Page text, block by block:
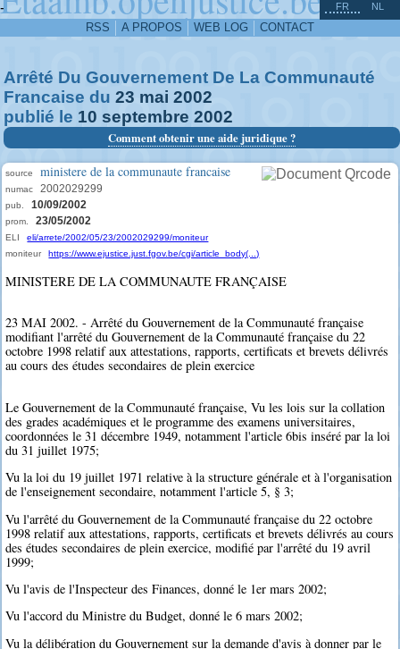
-
RSS A PROPOS WEB LOG CONTACT
FR NL
Arrêté Du Gouvernement De La Communauté
Francaise du 23 mai 2002
publié le 10 septembre 2002
Comment obtenir une aide juridique ?
source ministere de la communaute francaise
numac 2002029299
pub. 10/09/2002
prom. 23/05/2002
ELI
eli/arrete/2002/05/23/2002029299/moniteur
moniteur
https://www.ejustice.just.fgov.be/cgi/article_body(...)
MINISTERE DE LA COMMUNAUTE FRANÇAISE
23 MAI 2002. - Arrêté du Gouvernement de la Communauté française
modifiant l'arrêté du Gouvernement de la Communauté française du 22
octobre 1998 relatif aux attestations, rapports, certificats et brevets délivrés
au cours des études secondaires de plein exercice
Le Gouvernement de la Communauté française, Vu les lois sur la collation
des grades académiques et le programme des examens universitaires,
coordonnées le 31 décembre 1949, notamment l'article 6bis inséré par la loi
du 31 juillet 1975;
Vu la loi du 19 juillet 1971 relative à la structure générale et à l'organisation
de l'enseignement secondaire, notamment l'article 5, § 3;
Vu l'arrêté du Gouvernement de la Communauté française du 22 octobre
1998 relatif aux attestations, rapports, certificats et brevets délivrés au cours
des études secondaires de plein exercice, modifié par l'arrêté du 19 avril
1999;
Vu l'avis de l'Inspecteur des Finances, donné le 1er mars 2002;
Vu l'accord du Ministre du Budget, donné le 6 mars 2002;
Vu la délibération du Gouvernement sur la demande d'avis à donner par le
^